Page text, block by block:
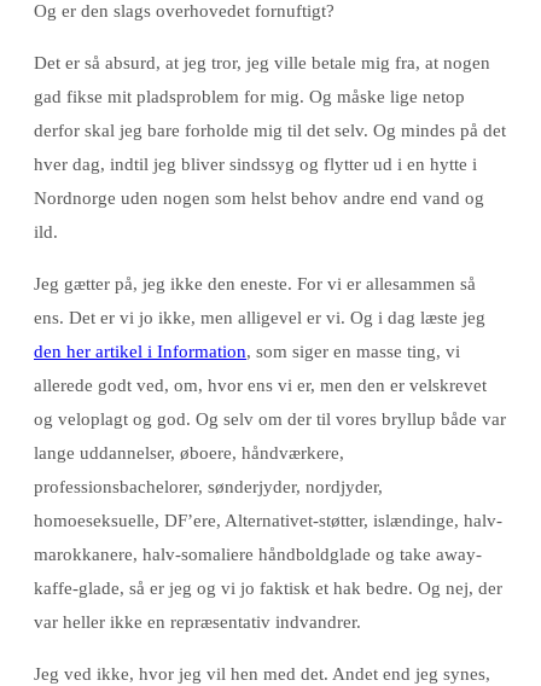
Og er den slags overhovedet fornuftigt?
Det er så absurd, at jeg tror, jeg ville betale mig fra, at nogen
gad fikse mit pladsproblem for mig. Og måske lige netop
derfor skal jeg bare forholde mig til det selv. Og mindes på det
hver dag, indtil jeg bliver sindssyg og flytter ud i en hytte i
Nordnorge uden nogen som helst behov andre end vand og
ild.
Jeg gætter på, jeg ikke den eneste. For vi er allesammen så
ens. Det er vi jo ikke, men alligevel er vi. Og i dag læste jeg
den her artikel i Information, som siger en masse ting, vi
allerede godt ved, om, hvor ens vi er, men den er velskrevet
og veloplagt og god. Og selv om der til vores bryllup både var
lange uddannelser, øboere, håndværkere,
professionsbachelorer, sønderjyder, nordjyder,
homoeseksuelle, DF’ere, Alternativet-støtter, islændinge, halv-
marokkanere, halv-somaliere håndboldglade og take away-
kaffe-glade, så er jeg og vi jo faktisk et hak bedre. Og nej, der
var heller ikke en repræsentativ indvandrer.
Jeg ved ikke, hvor jeg vil hen med det. Andet end jeg synes,